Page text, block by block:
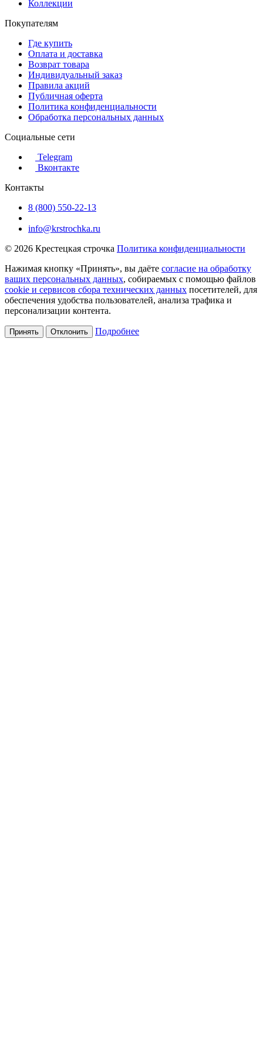
Коллекции
Покупателям
Где купить
Оплата и доставка
Возврат товара
Индивидуальный заказ
Правила акций
Публичная оферта
Политика конфиденциальности
Обработка персональных данных
Социальные сети
Telegram
Вконтакте
Контакты
8 (800) 550-22-13
info@krstrochka.ru
© 2026 Крестецкая строчка Политика конфиденциальности
Нажимая кнопку «Принять», вы даёте согласие на обработку
ваших персональных данных, собираемых с помощью файлов
cookie и сервисов сбора технических данных посетителей, для
обеспечения удобства пользователей, анализа трафика и
персонализации контента.
Принять Отклонить Подробнее